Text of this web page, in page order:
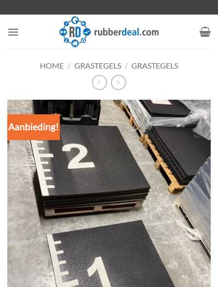
naar
inhoud
HOME / GRASTEGELS / GRASTEGELS
Aanbieding!